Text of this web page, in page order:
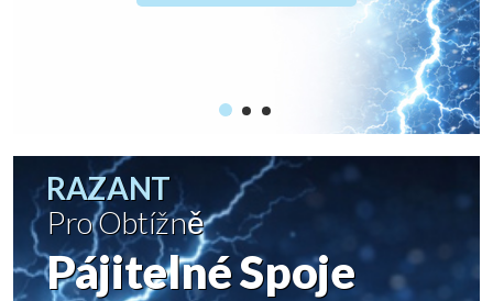
RAZANT
Pro Obtížně
Pájitelné Spoje